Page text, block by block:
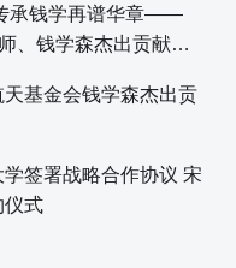
承钱学再谱华章——
、钱学森杰出贡献奖
基金会钱学森杰出贡
签署战略合作协议 宋
仪式